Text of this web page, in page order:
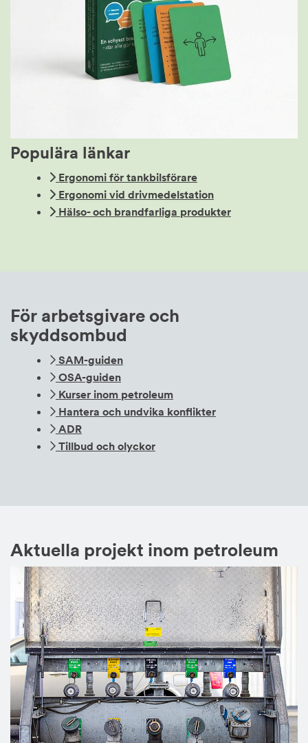
Populära länkar
Ergonomi för tankbilsförare
Ergonomi vid drivmedelstation
Hälso- och brandfarliga produkter
För arbetsgivare och
skyddsombud
SAM-guiden
OSA-guiden
Kurser inom petroleum
Hantera och undvika konflikter
ADR
Tillbud och olyckor
Aktuella projekt inom petroleum